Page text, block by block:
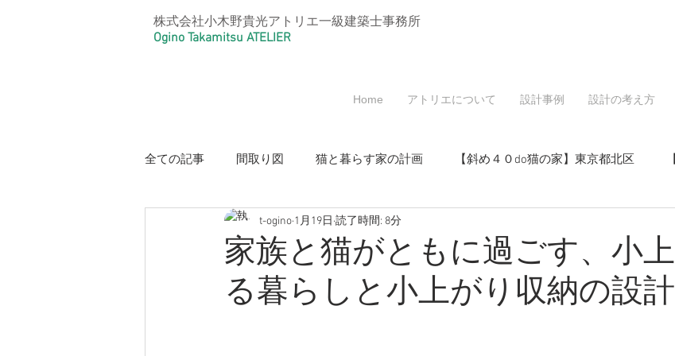
株式会社小木野貴光アトリエ一級建築士事務所
Ogino Takamitsu ATELIER
Home アトリエについて 設計事例 設計の考え方
全ての記事 間取り図 猫と暮らす家の計画 【斜め４０do猫の家】東京都北区
【光と風のリノベーション住宅・戸建てリノベーション】東京都北区
【本と猫の家・好きを大事にしたマンションリノベーション】東京都北区
家族と猫がともに過ごす、小
る暮らしと小上がり収納の設計
t-ogino 1月19日 読了時間: 8分